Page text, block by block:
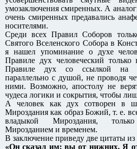
умозаключения смиренных. А
очень смиренных предавались
носителями.
Среди всех Правил Соборов
Святого Вселенского Собора в
я нашел упоминание о духе
Правиле дух человеческий только
Правиле дух со ссылкой на
параллельно с душой, не проводя
ними. Возможно, апостолу не
чудеса логики и сокрытия, чтобы
А человек как дух сотворен в
Мироздания как образ Божий, т. е.
владыкой Мироздания,
Мирозданием и временем.
В заключение приведу две цитаты
«Он сказал им: вы от нижних, Я